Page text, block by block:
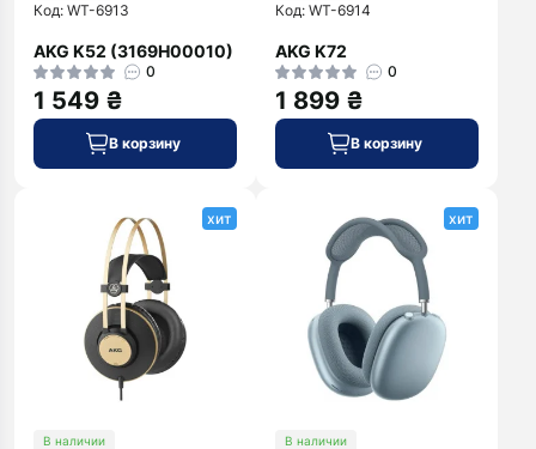
Код: WT-6913
AKG K52 (3169H00010)
0
1 549 ₴
В корзину
Код: WT-6914
AKG K72
0
1 899 ₴
В корзину
хит
В наличии
хит
В наличии